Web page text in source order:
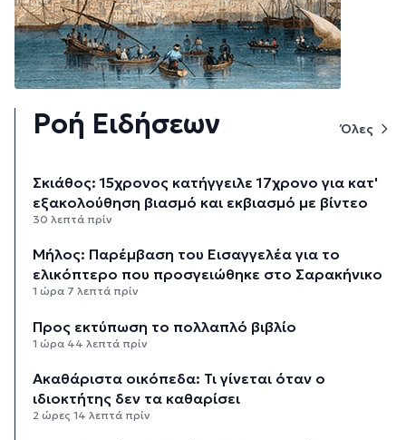
Ροή Ειδήσεων Όλες
Σκιάθος: 15χρονος κατήγγειλε 17χρονο για κατ'
εξακολούθηση βιασμό και εκβιασμό με βίντεο
30 λεπτά πρίν
Μήλος: Παρέμβαση του Εισαγγελέα για το
ελικόπτερο που προσγειώθηκε στο Σαρακήνικο
1 ώρα 7 λεπτά πρίν
Προς εκτύπωση το πολλαπλό βιβλίο
1 ώρα 44 λεπτά πρίν
Ακαθάριστα οικόπεδα: Τι γίνεται όταν ο
ιδιοκτήτης δεν τα καθαρίσει
2 ώρες 14 λεπτά πρίν